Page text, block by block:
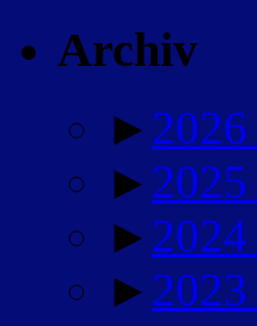
Archiv
► 2026
► 2025
► 2024
► 2023